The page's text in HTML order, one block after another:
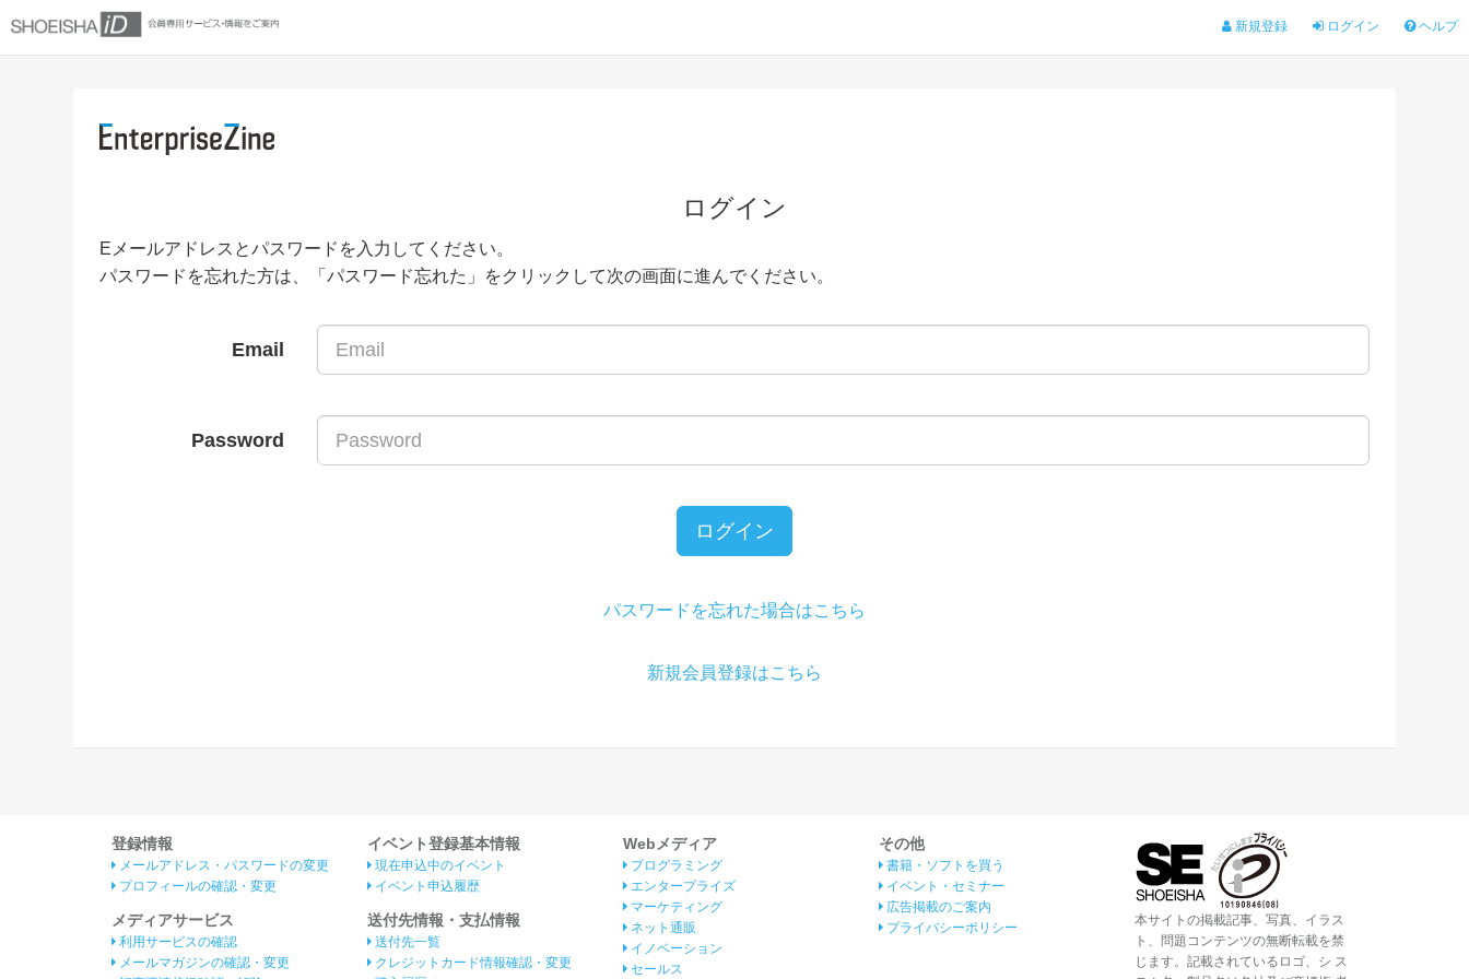
新規登録 ログイン ヘルプ
ログイン
Eメールアドレスとパスワードを入力してください。
パスワードを忘れた方は、「パスワード忘れた」をクリックして次の画面に進んでください。
Email
Password
ログイン
パスワードを忘れた場合はこちら
新規会員登録はこちら
登録情報
メールアドレス・パスワードの変更
プロフィールの確認・変更
メディアサービス
利用サービスの確認
メールマガジンの確認・変更
イベント登録基本情報
現在申込中のイベント
イベント申込履歴
送付先情報・支払情報
送付先一覧
クレジットカード情報確認・変更
Webメディア
プログラミング
エンタープライズ
マーケティング
ネット通販
イノベーション
セールス
その他
書籍・ソフトを買う
イベント・セミナー
広告掲載のご案内
プライバシーポリシー
本サイトの掲載記事、写真、イラス
ト、問題コンテンツの無断転載を禁
じます。記載されているロゴ、シ ス